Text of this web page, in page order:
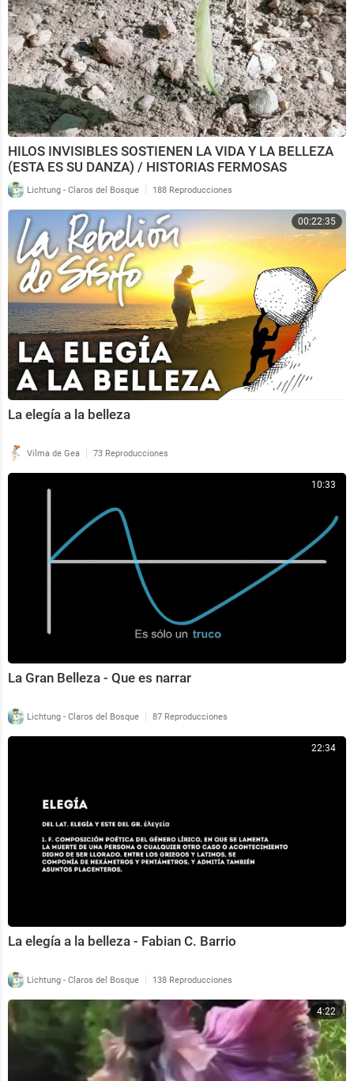
HILOS INVISIBLES SOSTIENEN LA VIDA Y LA BELLEZA
(ESTA ES SU DANZA) / HISTORIAS FERMOSAS
Lichtung - Claros del Bosque | 188 Reproducciones
00:22:35
La elegía a la belleza
Vilma de Gea | 73 Reproducciones
10:33
La Gran Belleza - Que es narrar
Lichtung - Claros del Bosque | 87 Reproducciones
22:34
La elegía a la belleza - Fabian C. Barrio
Lichtung - Claros del Bosque | 138 Reproducciones
4:22